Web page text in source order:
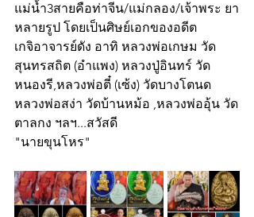
แม่น้ำ3สายคือท่าจีน/แม่กลอง/เจ้าพระ ยา
หลายรูป โดยเป็นศิษย์เอกของอดีต
เกจิอาจารย์ดัง อาทิ หลวงพ่อเกษม วัด
สุนทรสถิต (อำแพง) หลวงปู่อินทร์ วัด
หนองรี,หลวงพ่อตี๋ (เซ้ง) วัดบางโตนด
หลวงพ่อสง่า วัดบ้านหม้อ ,หลวงพ่ออุ้น วัด
ตาลกง ฯลฯ...สวัสดี
"นายขุนโหร"